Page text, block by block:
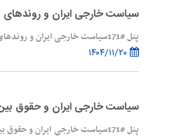
سیاست خارجی ایران و روندهای
پنل #171سیاست خارجی ایران و روندهای کلان بین‌المللی و منطقه‌ای#187 با حضور دکتر رضایی و اعضای پنل؛ دکتر غ...
سیاست خارجی ایران و حقوق